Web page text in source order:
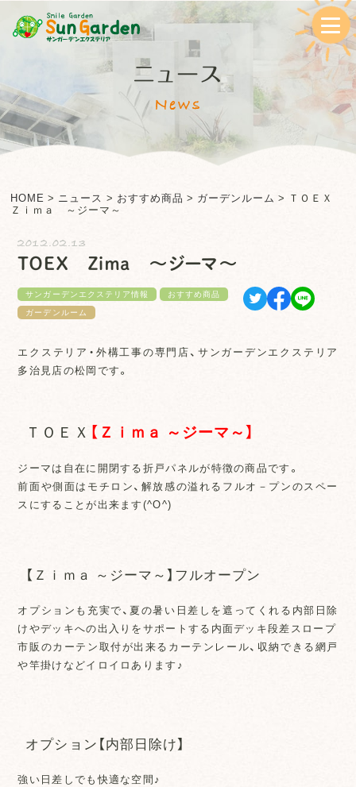
ニュース
News
HOME > ニュース > おすすめ商品 > ガーデンルーム > ＴＯＥＸ
Ｚｉｍａ ～ジーマ～
2012.02.13
ＴＯＥＸ Ｚｉｍａ ～ジーマ～
サンガーデンエクステリア情報
おすすめ商品
ガーデンルーム
エクステリア・外構工事の専門店、サンガーデンエクステリア
多治見店の松岡です。
ＴＯＥＸ 【Ｚｉｍａ ～ジーマ～】
ジーマは自在に開閉する折戸パネルが特徴の商品です。
前面や側面はモチロン、解放感の溢れるフルオ－プンのスペー
スにすることが出来ます(^O^)
【Ｚｉｍａ ～ジーマ～】フルオープン
オプションも充実で、夏の暑い日差しを遮ってくれる内部日除
けやデッキへの出入りをサポートする内面デッキ段差スロープ
市販のカーテン取付が出来るカーテンレール、収納できる網戸
や竿掛けなどイロイロあります♪
オプション【内部日除け】
強い日差しでも快適な空間♪